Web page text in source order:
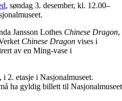
, søndag 3. desember, kl. 12.00–
Jansson Lothes Chinese Dragon,
Chinese Dragon vises i
av en Ming-vase i
2. etasje i Nasjonalmuseet.
ha gyldig billett til Nasjonalmuseet